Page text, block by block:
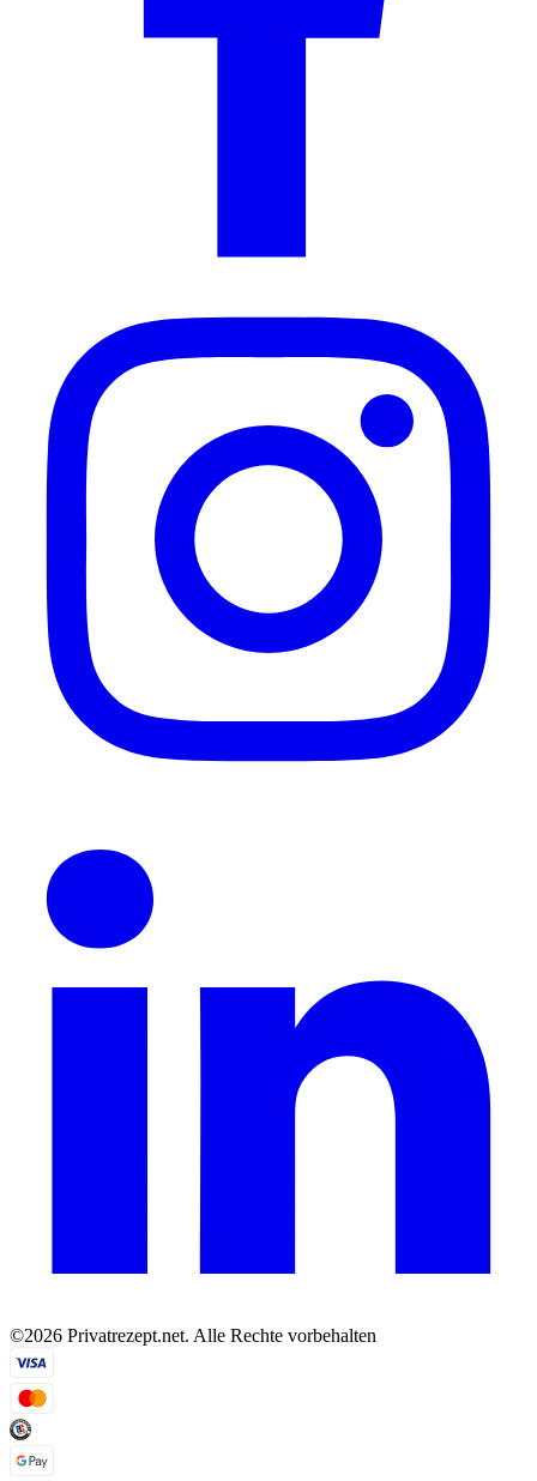
©2026 Privatrezept.net. Alle Rechte vorbehalten